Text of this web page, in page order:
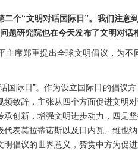
二个“文明对话国际日”。我们注
题研究院也在今天发布了文明对
主席郑重提出全球文明倡议，为
国际日”。作为设立国际日的倡议
致辞，主张从四个方面促进文明
创新，增强文明进步动力，四是
表莫拉蒂诺斯以及日内瓦、维也
倡议的世界意义，赞赏中方为促